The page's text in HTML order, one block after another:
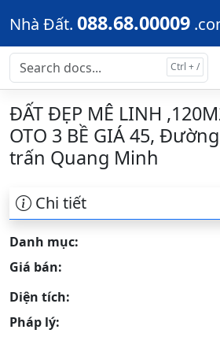
Skip to main content
Nhà Đất. 088.68.00009
ĐẤT ĐẸP MÊ LINH
OTO 3 BỀ GIÁ 45,
trấn Quang Minh
Chi tiết
Danh mục:
Giá bán:
Diện tích:
Pháp lý: